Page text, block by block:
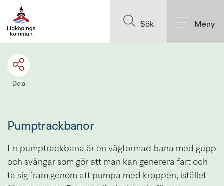
Sök Meny
Dela
Pumptrackbanor
En pumptrackbana är en vågformad bana med gupp
och svängar som gör att man kan generera fart och
ta sig fram genom att pumpa med kroppen, istället